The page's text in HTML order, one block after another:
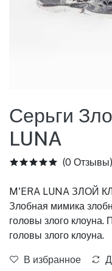
Серьги
LUNA
(0 Отзывы)
M'ERA LUNA ЗЛОЙ
Злобная мимика
головы злого
головы злого клоуна.
В избранное